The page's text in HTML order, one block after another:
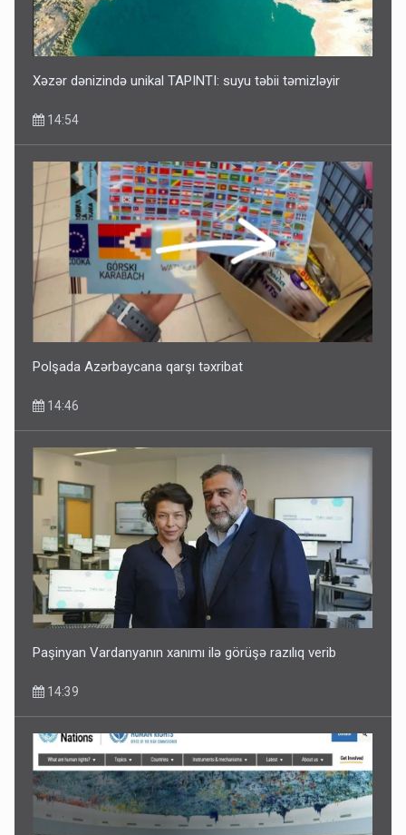
Xəzər dənizində unikal TAPINTI: suyu təbii təmizləyir
14:54
Polşada Azərbaycana qarşı təxribat
14:46
Paşinyan Vardanyanın xanımı ilə görüşə razılıq verib
14:39